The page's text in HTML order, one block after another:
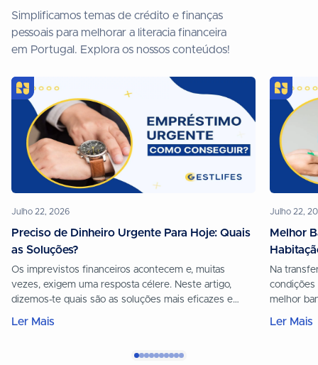
Simplificamos temas de crédito e finanças
pessoais para melhorar a literacia financeira
em Portugal. Explora os nossos conteúdos!
Julho 22, 2026
Preciso de Dinheiro Urgente Para Hoje: Quais
as Soluções?
Os imprevistos financeiros acontecem e, muitas
vezes, exigem uma resposta célere. Neste artigo,
dizemos-te quais são as soluções mais eficazes e
Gestlifes. Poderás obter uma pré-aprovação. Há três
Ler Mais
Julho 22,
Melhor
Na
condições
melhor
Ler Mais